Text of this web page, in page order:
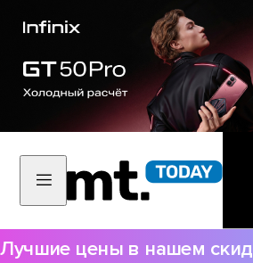
Лучшие цены в нашем